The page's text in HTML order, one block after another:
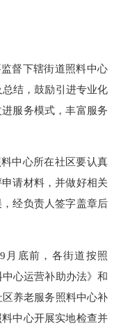
督下辖街道照料中心
结，鼓励引进专业化
服务模式，丰富服务
中心所在社区要认真
请材料，并做好相关
经负责人签字盖章后
9 月底前，各街道按照
心运营补助办法》和
养老服务照料中心补
中心开展实地检查并